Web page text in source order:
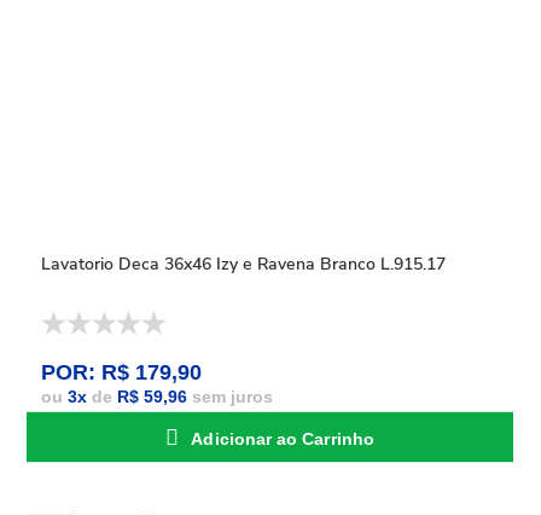
Lavatorio Deca 36x46 Izy e Ravena Branco L.915.17
POR: R$ 179,90
ou3x de R$ 59,96 sem juros
Adicionar ao Carrinho